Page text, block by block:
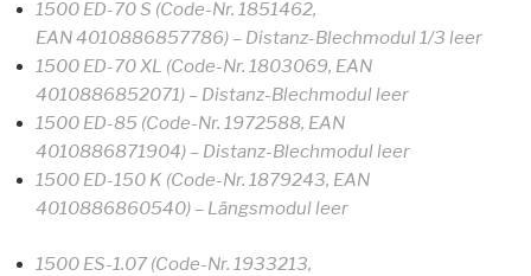
1500 ED-70 S (Code-Nr. 1851462,
EAN 4010886857786) – Distanz-Blechmodul 1/3 leer
1500 ED-70 XL (Code-Nr. 1803069, EAN
4010886852071) – Distanz-Blechmodul leer
1500 ED-85 (Code-Nr. 1972588, EAN
4010886871904) – Distanz-Blechmodul leer
1500 ED-150 K (Code-Nr. 1879243, EAN
4010886860540) – Längsmodul leer
1500 ES-1.07 (Code-Nr. 1933213,